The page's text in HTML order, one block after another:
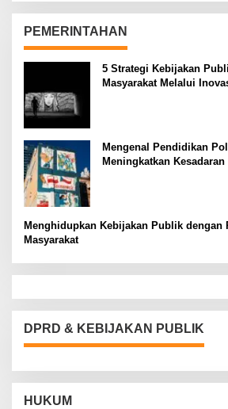
PEMERINTAHAN
5 Strategi Kebijakan
Masyarakat Melalui
Mengenal Pendidikan
Meningkatkan
Menghidupkan Kebijakan Publik dengan
Masyarakat
DPRD & KEBIJAKAN PUBLIK
HUKUM